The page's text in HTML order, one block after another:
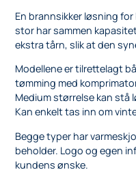
En brannsikker løsning
stor har sammen
ekstra tårn, slik at den
Modellene er tilrettelagt
tømming med
Medium størrelse kan stå
Kan enkelt tas inn om
Begge typer har
beholder. Logo og egen
kundens ønske.